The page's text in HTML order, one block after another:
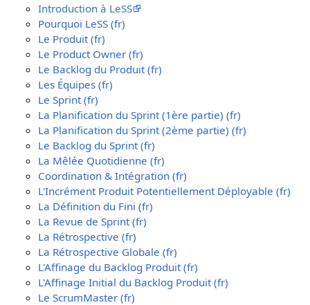
Introduction à LeSS
Pourquoi LeSS (fr)
Le Produit (fr)
Le Product Owner (fr)
Le Backlog du Produit (fr)
Les Équipes (fr)
Le Sprint (fr)
La Planification du Sprint (1ère partie) (fr)
La Planification du Sprint (2ème partie) (fr)
Le Backlog du Sprint (fr)
La Mêlée Quotidienne (fr)
Coordination & Intégration (fr)
L'Incrément Produit Potentiellement Déployable (fr)
La Définition du Fini (fr)
La Revue de Sprint (fr)
La Rétrospective (fr)
La Rétrospective Globale (fr)
L'Affinage du Backlog Produit (fr)
L'Affinage Initial du Backlog Produit (fr)
Le ScrumMaster (fr)